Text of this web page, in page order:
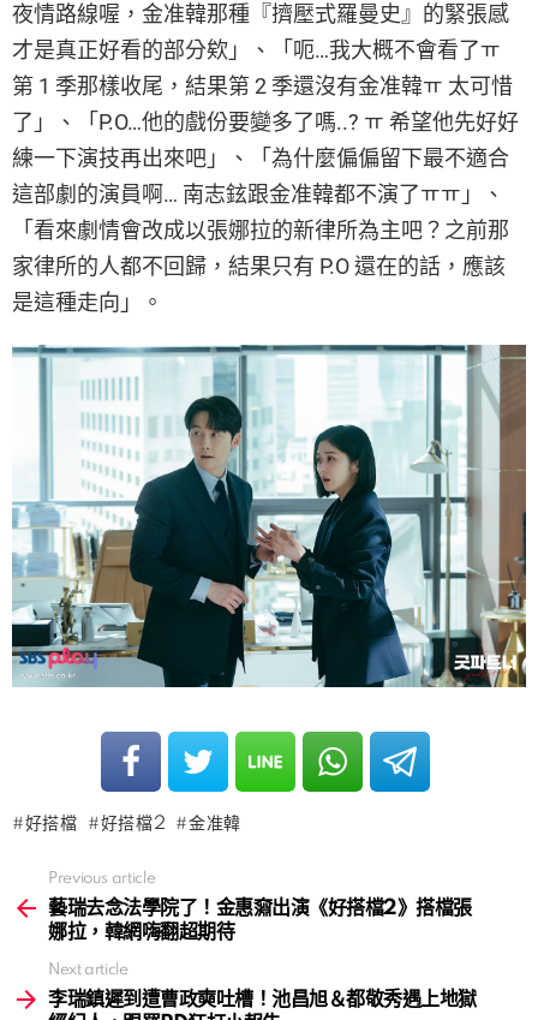
夜情路線喔，金准韓那種『擠壓式羅曼史』的緊張感
才是真正好看的部分欸」、「呃…我大概不會看了ㅠ
第 1 季那樣收尾，結果第 2 季還沒有金准韓ㅠ 太可惜
了」、「P.O…他的戲份要變多了嗎..? ㅠ 希望他先好好
練一下演技再出來吧」、「為什麼偏偏留下最不適合
這部劇的演員啊… 南志鉉跟金准韓都不演了ㅠㅠ」、
「看來劇情會改成以張娜拉的新律所為主吧？之前那
家律所的人都不回歸，結果只有 P.O 還在的話，應該
是這種走向」。
好搭檔 好搭檔2 金准韓
more
Previous article
藝瑞去念法學院了！金惠奫出演《好搭檔2》搭檔張
娜拉，韓網嗨翻超期待
Next article
李瑞鎮遲到遭曹政奭吐槽！池昌旭＆都敬秀遇上地獄